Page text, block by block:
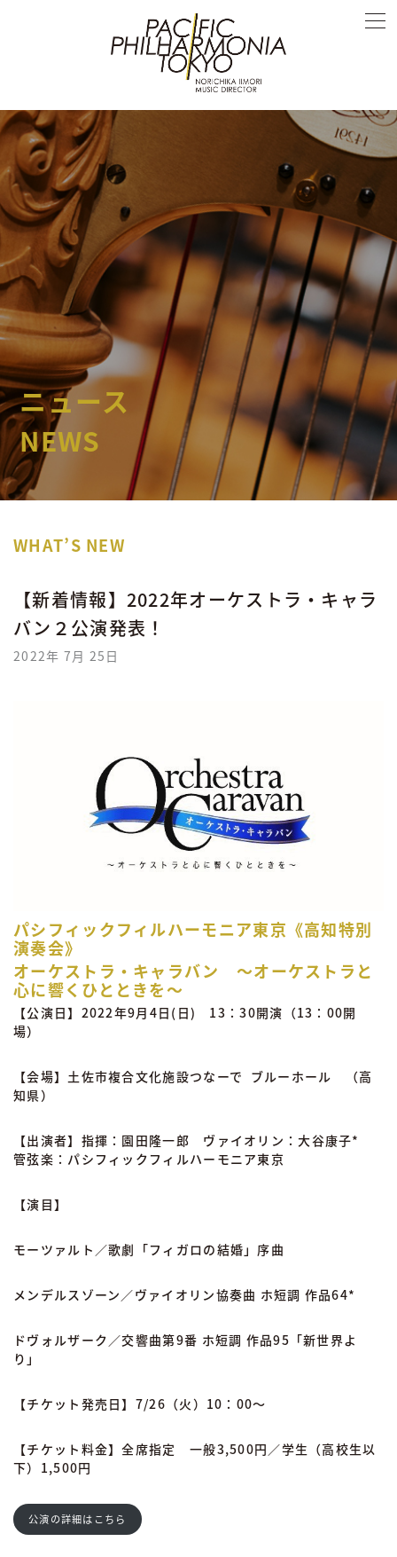
ニュース
NEWS
WHAT’S NEW
【新着情報】2022年オーケストラ・キャラ
バン２公演発表！
2022年 7月 25日
パシフィックフィルハーモニア東京《高知特別
演奏会》
オーケストラ・キャラバン 〜オーケストラと
心に響くひとときを〜
【公演日】2022年9月4日(日) 13：30開演（13：00開
場）
【会場】土佐市複合文化施設つなーで ブルーホール （高
知県）
【出演者】指揮：園田隆一郎 ヴァイオリン：大谷康子*
管弦楽：パシフィックフィルハーモニア東京
【演目】
モーツァルト／歌劇「フィガロの結婚」序曲
メンデルスゾーン／ヴァイオリン協奏曲 ホ短調 作品64*
ドヴォルザーク／交響曲第9番 ホ短調 作品95「新世界よ
り」
【チケット発売日】7/26（火）10：00～
【チケット料金】全席指定 一般3,500円／学生（高校生以
下）1,500円
公演の詳細はこちら